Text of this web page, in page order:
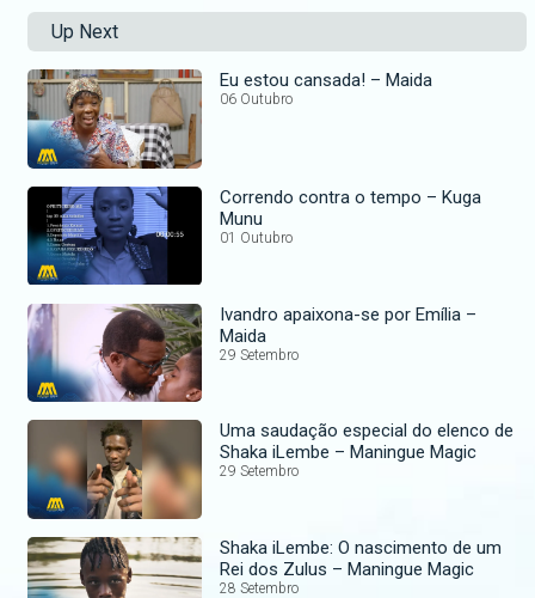
Up Next
Eu estou cansada! – Maida
06 Outubro
Correndo contra o tempo – Kuga
Munu
01 Outubro
Ivandro apaixona-se por Emília –
Maida
29 Setembro
Uma saudação especial do elenco de
Shaka iLembe – Maningue Magic
29 Setembro
Shaka iLembe: O nascimento de um
Rei dos Zulus – Maningue Magic
28 Setembro